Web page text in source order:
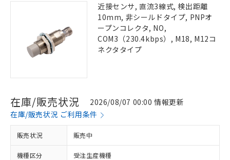
近接センサ, 直流3線式, 検出距離
10mm, 非シールドタイプ, PNPオ
ープンコレクタ, NO,
COM3（230.4kbps）, M18, M12コ
ネクタタイプ
在庫/販売状況
2026/08/07 00:00 情報更新
在庫/販売状況 ご利用条件
販売状況 販売中
機種区分 受注生産機種